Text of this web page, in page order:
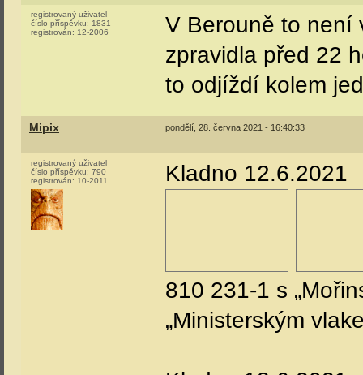
registrovaný uživatel
číslo příspěvku: 1831
registrován: 12-2006
V Berouně to není
zpravidla před 22
to odjíždí kolem
Mipix pondělí, 28. června 2021 - 16:40:33
registrovaný uživatel
číslo příspěvku: 790
registrován: 10-2011 Kladno 12.6.2021
810 231-1 s
„Ministerským